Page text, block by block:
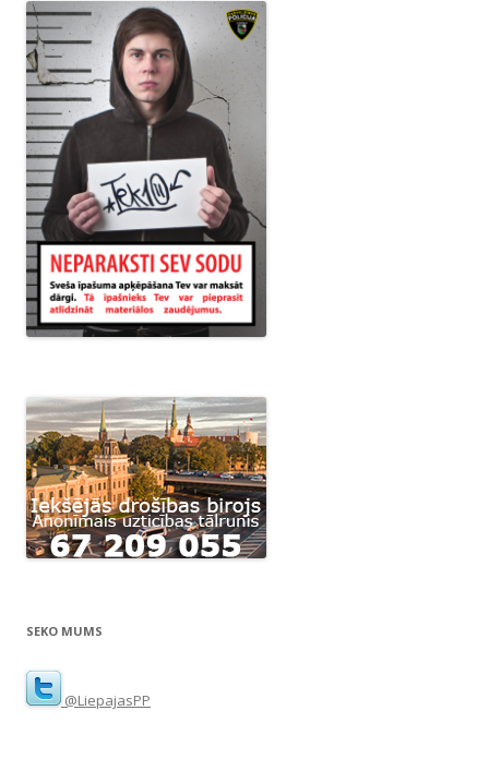
SEKO MUMS
@LiepajasPP